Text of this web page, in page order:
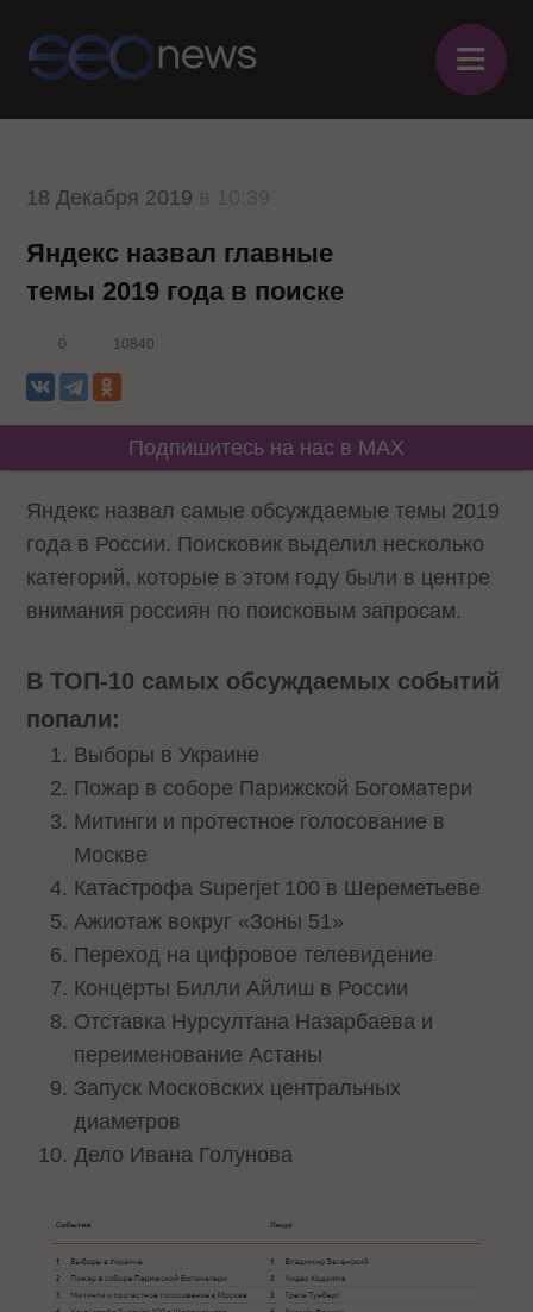
≡
18 Декабря 2019
Яндекс назвал главные
темы 2019 года в поиске
0 10840
Подпишитесь на нас в MAX
Яндекс назвал самые обсуждаемые темы 2019
года в России. Поисковик выделил несколько
категорий, которые в этом году были в центре
внимания россиян по поисковым запросам.
В ТОП-10 самых обсуждаемых событий
попали:
Выборы в Украине
Пожар в соборе Парижской Богоматери
Митинги и протестное голосование в
Москве
Катастрофа Superjet 100 в Шереметьеве
Ажиотаж вокруг «Зоны 51»
Переход на цифровое телевидение
Концерты Билли Айлиш в России
Отставка Нурсултана Назарбаева и
переименование Астаны
Запуск Московских центральных
диаметров
Дело Ивана Голунова